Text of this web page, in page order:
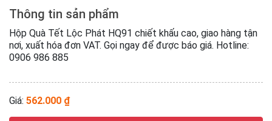
Thông tin sản phẩm
Hộp Quà Tết Lộc Phát HQ91 chiết khấu cao, giao hàng tận
nơi, xuất hóa đơn VAT. Gọi ngay để được báo giá. Hotline:
0906 986 885
Giá: 562.000 ₫